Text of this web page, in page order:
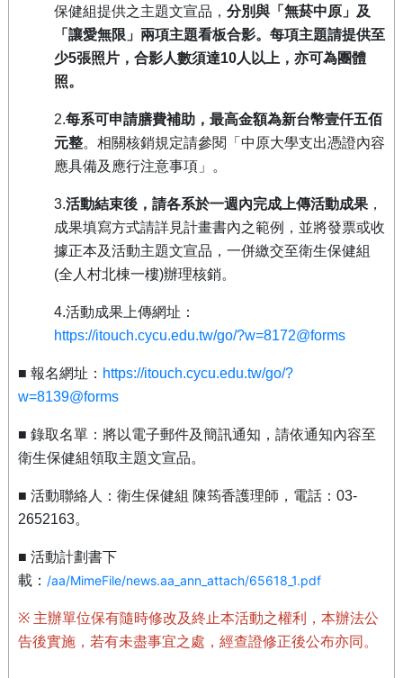
保健組提供之主題文宣品， 分別與「無菸中原」及
「讓愛無限」兩項主題看板合影。每項主題請提供至
少5張照片，合影人數須達10人以上，亦可為團體
照。
2.每系可申請膳費補助，最高金額為新台幣壹仟五佰
元整。相關核銷規定請參閱「中原大學支出憑證內容
應具備及應行注意事項」。
3.活動結束後，請各系於一週內完成上傳活動成果 ，
成果填寫方式請詳見計畫書內之範例，並將發票或收
據正本及活動主題文宣品，一併繳交至衛生保健組
(全人村北棟一樓)辦理核銷。
4.活動成果上傳網址：
https://itouch.cycu.edu.tw/go/?w=8172@forms
■ 報名網址： https://itouch.cycu.edu.tw/go/?
w=8139@forms
■ 錄取名單：將以電子郵件及簡訊通知，請依通知內容至
衛生保健組領取主題文宣品。
■ 活動聯絡人：衛生保健組 陳筠香護理師，電話： 03-
2652163。
■ 活動計劃書下
載： /aa/MimeFile/news.aa_ann_attach/65618_1.pdf
※ 主辦單位保有隨時修改及終止本活動之權利，本辦法公
告後實施，若有未盡事宜之處，經查證修正後公布亦同。